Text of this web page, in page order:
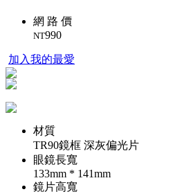
網 路 價
NT990
加入我的最愛
材質
TR90鏡框 深灰偏光片
眼鏡長寬
133mm * 141mm
鏡片高寬